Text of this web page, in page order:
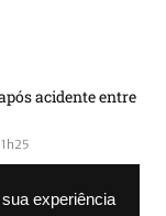
experiência
acidente entre